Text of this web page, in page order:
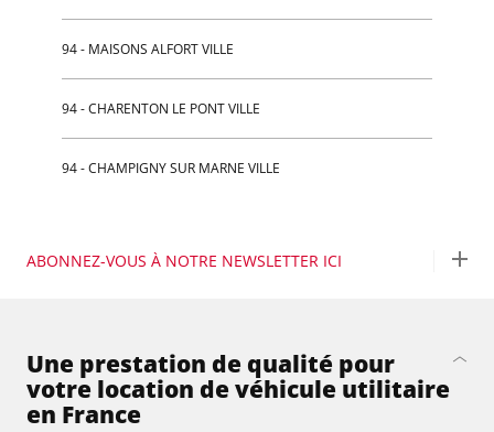
94 - MAISONS ALFORT VILLE
94 - CHARENTON LE PONT VILLE
94 - CHAMPIGNY SUR MARNE VILLE
ABONNEZ-VOUS À NOTRE NEWSLETTER ICI
Une prestation de qualité pour
votre location de véhicule utilitaire
en France